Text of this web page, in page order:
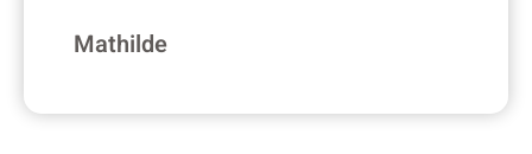
Mathilde